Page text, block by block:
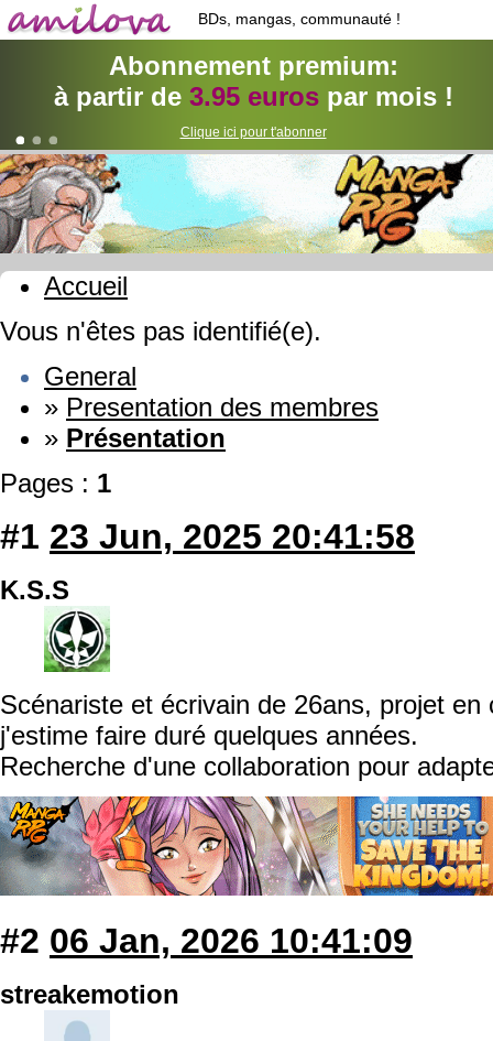
BDs, mangas, communauté !
Abonnement premium:
à partir de 3.95 eurospar mois !
Clique ici pour t'abonner
Accueil
Vous n'êtes pas identifié(e).
General
» Presentation des membres
» Présentation
Pages : 1
#1 23 Jun, 2025 20:41:58
K.S.S
Scénariste et écrivain de 26ans, projet
j'estime faire duré quelques années.
Recherche d'une collaboration pour
#2 06 Jan, 2026 10:41:09
streakemotion